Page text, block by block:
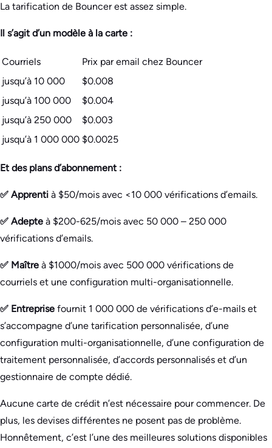
La tarification de Bouncer est assez simple.
Il s’agit d’un modèle à la carte :
Courriels
Prix par email chez Bouncer
jusqu’à 10 000
$0.008
jusqu’à 100 000
$0.004
jusqu’à 250 000
$0.003
jusqu’à 1 000 000 $0.0025
Et des plans d’abonnement :
✅ Apprenti à $50/mois avec <10 000 vérifications d’emails.
✅ Adepte à $200-625/mois avec 50 000 – 250 000
vérifications d’emails.
✅ Maître à $1000/mois avec 500 000 vérifications de
courriels et une configuration multi-organisationnelle.
✅ Entreprise fournit 1 000 000 de vérifications d’e-mails et
s’accompagne d’une tarification personnalisée, d’une
configuration multi-organisationnelle, d’une configuration de
traitement personnalisée, d’accords personnalisés et d’un
gestionnaire de compte dédié.
Aucune carte de crédit n’est nécessaire pour commencer. De
plus, les devises différentes ne posent pas de problème.
Honnêtement, c’est l’une des meilleures solutions disponibles